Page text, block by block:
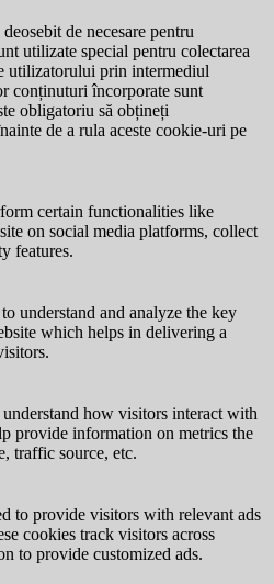
de necesare pentru
utilizate special pentru colectarea
utilizatorului prin intermediul
conținuturi încorporate sunt
obligatoriu să obțineți
de a rula aceste cookie-uri pe
certain functionalities like
on social media platforms, collect
features.
understand and analyze the key
which helps in delivering a
how visitors interact with
provide information on metrics the
traffic source, etc.
to provide visitors with relevant ads
cookies track visitors across
to provide customized ads.